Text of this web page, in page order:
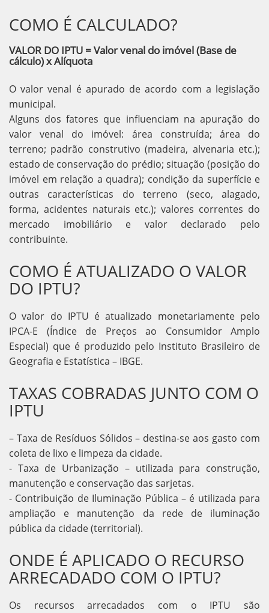
COMO É CALCULADO?
VALOR DO IPTU = Valor venal do imóvel (Base de
cálculo) x Alíquota
O valor venal é apurado de acordo com a legislação
municipal.
Alguns dos fatores que influenciam na apuração do
valor venal do imóvel: área construída; área do
terreno; padrão construtivo (madeira, alvenaria etc.);
estado de conservação do prédio; situação (posição do
imóvel em relação a quadra); condição da superfície e
outras características do terreno (seco, alagado,
forma, acidentes naturais etc.); valores correntes do
mercado imobiliário e valor declarado pelo
contribuinte.
COMO É ATUALIZADO O VALOR
DO IPTU?
O valor do IPTU é atualizado monetariamente pelo
IPCA-E (Índice de Preços ao Consumidor Amplo
Especial) que é produzido pelo Instituto Brasileiro de
Geografia e Estatística – IBGE.
TAXAS COBRADAS JUNTO COM O
IPTU
– Taxa de Resíduos Sólidos – destina-se aos gasto com
coleta de lixo e limpeza da cidade.
- Taxa de Urbanização – utilizada para construção,
manutenção e conservação das sarjetas.
- Contribuição de Iluminação Pública – é utilizada para
ampliação e manutenção da rede de iluminação
pública da cidade (territorial).
ONDE É APLICADO O RECURSO
ARRECADADO COM O IPTU?
Os recursos arrecadados com o IPTU são